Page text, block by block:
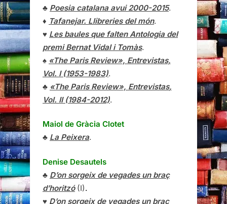
♣ Poesia catalana avui 2000-2015.
♦ Tafanejar. Llibreries del món.
♥ Les baules que falten Antologia del
premi Bernat Vidal i Tomàs.
♠ «The Paris Review», Entrevistas,
Vol. I (1953-1983).
♣ «The Paris Review», Entrevistas,
Vol. II (1984-2012).
Maiol de Gràcia Clotet
♣ La Peixera.
Denise Desautels
♣ D’on sorgeix de vegades un braç
d’horitzó(I).
♥ D’on sorgeix de vegades un braç